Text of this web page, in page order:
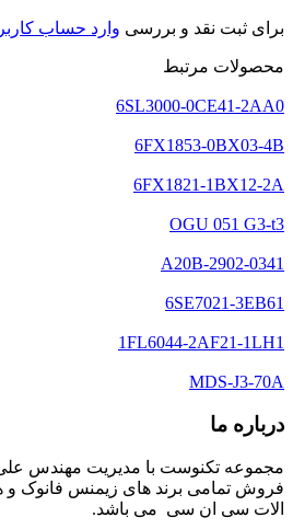
برای ثبت نقد و بررسی وارد حساب
محصولات مرتبط
6SL3000-0CE41-2AA0
6FX1853-0BX03-4B
6FX1821-1BX12-2A
OGU 051 G3-t3
A20B-2902-0341
6SE7021-3EB61
1FL6044-2AF21-1LH1
MDS-J3-70A
درباره ما
فروش تمامی برند های زیمنس فانوک و
الات سی ان سی می باشد.